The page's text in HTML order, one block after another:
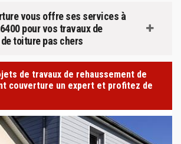
vous offre ses services à
pour vos travaux de
toiture pas chers
de travaux de rehaussement de
couverture un expert et profitez de